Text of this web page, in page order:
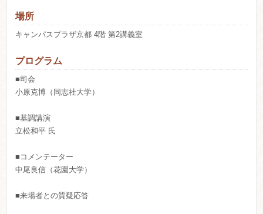
場所
キャンパスプラザ京都 4階 第2講義室
プログラム
■司会
小原克博（同志社大学）
■基調講演
立松和平 氏
■コメンテーター
中尾良信（花園大学）
■来場者との質疑応答